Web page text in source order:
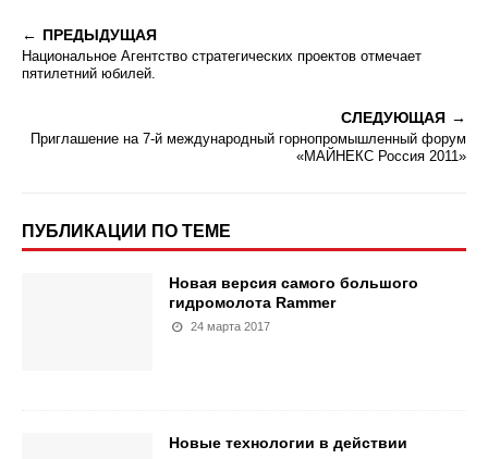
ПРЕДЫДУЩАЯ
Национальное Агентство стратегических проектов отмечает
пятилетний юбилей.
СЛЕДУЮЩАЯ
Приглашение на 7-й международный горнопромышленный форум
«МАЙНЕКС Россия 2011»
ПУБЛИКАЦИИ ПО ТЕМЕ
Новая версия самого большого
гидромолота Rammer
24 марта 2017
Новые технологии в действии